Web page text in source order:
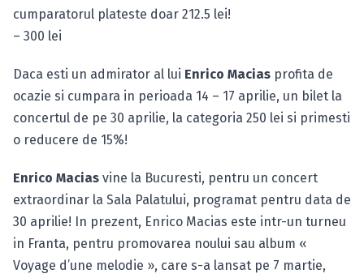
cumparatorul plateste doar 212.5 lei!
– 300 lei
Daca esti un admirator al lui Enrico Macias profita de
ocazie si cumpara in perioada 14 – 17 aprilie, un bilet la
concertul de pe 30 aprilie, la categoria 250 lei si primesti
o reducere de 15%!
Enrico Macias vine la Bucuresti, pentru un concert
extraordinar la Sala Palatului, programat pentru data de
30 aprilie! In prezent, Enrico Macias este intr-un turneu
in Franta, pentru promovarea noului sau album «
Voyage d’une melodie », care s-a lansat pe 7 martie,